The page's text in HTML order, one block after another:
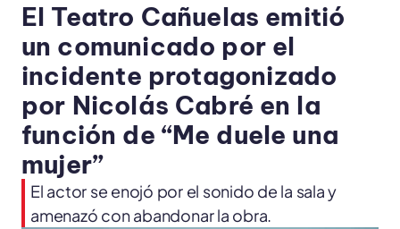
El Teatro Cañuelas emitió
un comunicado por el
incidente protagonizado
por Nicolás Cabré en la
función de “Me duele una
mujer”
El actor se enojó por el sonido de la sala y
amenazó con abandonar la obra.